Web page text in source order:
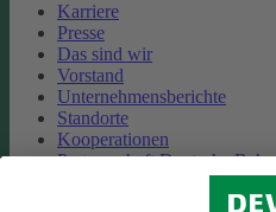
Karriere
Presse
Das sind wir
Vorstand
Unternehmensberichte
Standorte
Kooperationen
Partnerschaft Deutsche Bahn